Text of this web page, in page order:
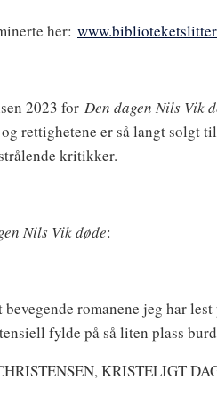
her:
2023 for Den dagen Nils Vik
rettighetene er så langt solgt
kritikker.
Nils Vik døde:
bevegende romanene jeg har
fylde på så liten plass
KRISTELIGT